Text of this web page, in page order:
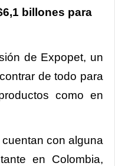
billones para
de Expopet, un
de todo para
como en
con alguna
en Colombia,